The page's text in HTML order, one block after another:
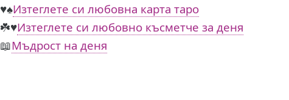
♥️♠️Изтеглете си любовна карта таро
☘️♥️Изтеглете си любовно късметче за деня
📖Мъдрост на деня